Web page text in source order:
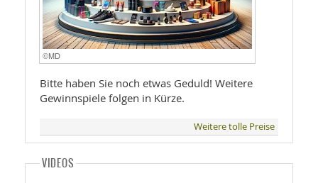
©MD
Bitte haben Sie noch etwas Geduld! Weitere
Gewinnspiele folgen in Kürze.
Weitere tolle Preise
VIDEOS